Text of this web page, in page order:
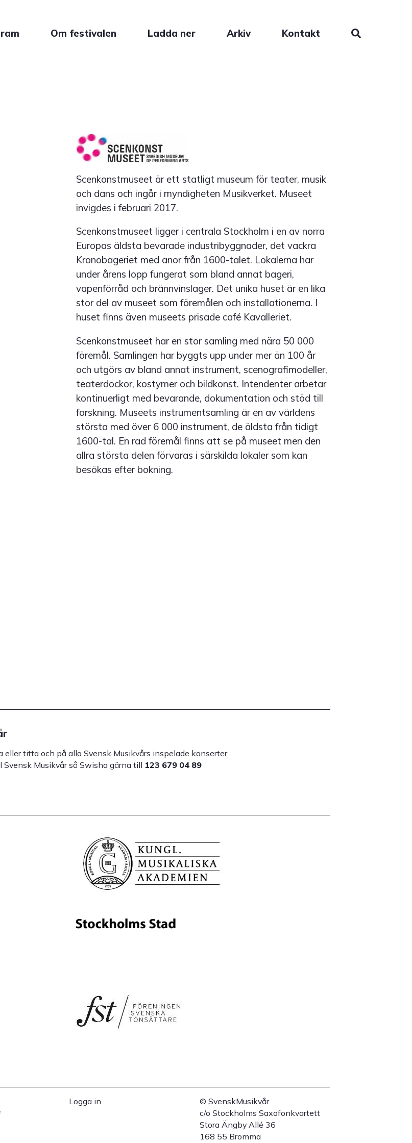
Om festivalen Ladda ner Arkiv Kontakt
Scenkonstmuseet är ett statligt museum för teater, musik
och dans och ingår i myndigheten Musikverket. Museet
invigdes i februari 2017.
Scenkonstmuseet ligger i centrala Stockholm i en av norra
Europas äldsta bevarade industribyggnader, det vackra
Kronobageriet med anor från 1600-talet. Lokalerna har
under årens lopp fungerat som bland annat bageri,
vapenförråd och brännvinslager. Det unika huset är en lika
stor del av museet som föremålen och installationerna. I
huset finns även museets prisade café Kavalleriet.
Scenkonstmuseet har en stor samling med nära 50 000
föremål. Samlingen har byggts upp under mer än 100 år
och utgörs av bland annat instrument, scenografimodeller,
teaterdockor, kostymer och bildkonst. Intendenter arbetar
kontinuerligt med bevarande, dokumentation och stöd till
forskning. Museets instrumentsamling är en av världens
största med över 6 000 instrument, de äldsta från tidigt
1600-tal. En rad föremål finns att se på museet men den
allra största delen förvaras i särskilda lokaler som kan
besökas efter bokning.
eller titta och på alla Svensk Musikvårs inspelade konserter.
Musikvår så Swisha gärna till 123 679 04 89
Logga in
© SvenskMusikvår
c/o Stockholms Saxofonkvartett
Stora Ängby Allé 36
168 55 Bromma